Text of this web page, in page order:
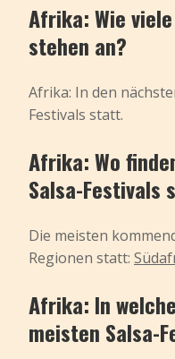
Afrika: Wie
stehen an?
Afrika: In den
Festivals statt.
Afrika: Wo
Salsa-Festivals
Die meisten
Regionen statt:
Afrika: In
meisten Salsa-